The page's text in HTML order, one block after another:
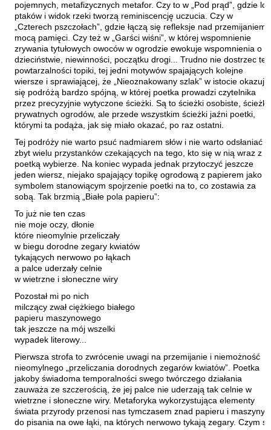
Tomicki Grzegorz
Towiańska-Michalska Maria
Trusewicz Michał
Turczyński Andrzej
Twardochleb Bogdan
Ulman Anatol
Wacławiec Krzysztof
Waligórska Zuzanna
Waligórski Miłosz
Waniek Henryk
Warchoł Marek
Wasilewski Andrzej
Wasilonek Krzysztof
Wernikowski Sławomir
White Kenneth
Wieseltier Alex
Wiśniewski Marek
Wojciechowicz Zbigniew
Wojciechowski Andrzej
Wójcik Bartosz
Wróblewski Grzegorz
Wróblewski Maciej
Zamysłowski Wojciech
pojemnych, metafizycznych metafor. Czy to w „Pod prąd”, gdzie lot
ptaków i widok rzeki tworzą reminiscencję uczucia. Czy w
„Czterech pszczołach”, gdzie łączą się refleksje nad przemijaniem i
mocą pamięci. Czy też w „Garści wiśni”, w której wspomnienie
zrywania tytułowych owoców w ogrodzie ewokuje wspomnienia o
dzieciństwie, niewinności, początku drogi... Trudno nie dostrzec tej
powtarzalności topiki, tej jedni motywów spajających kolejne
wiersze i sprawiającej, że „Nieoznakowany szlak” w istocie okazuje
się podróżą bardzo spójną, w której poetka prowadzi czytelnika
przez precyzyjnie wytyczone ścieżki. Są to ścieżki osobiste, ścieżki
prywatnych ogrodów, ale przede wszystkim ścieżki jaźni poetki,
którymi ta podąża, jak się miało okazać, po raz ostatni.
Tej podróży nie warto psuć nadmiarem słów i nie warto odsłaniać
zbyt wielu przystanków czekających na tego, kto się w nią wraz z
poetką wybierze. Na koniec wypada jednak przytoczyć jeszcze
jeden wiersz, niejako spajający topikę ogrodową z papierem jako
symbolem stanowiącym spojrzenie poetki na to, co zostawia za
sobą. Tak brzmią „Białe pola papieru”:
To już nie ten czas
nie moje oczy, dłonie
które nieomylnie przeliczały
w biegu dorodne zegary kwiatów
tykających nerwowo po łąkach
a palce uderzały celnie
w wietrzne i słoneczne wiry
Pozostał mi po nich
milczący zwał ciężkiego białego
papieru maszynowego
tak jeszcze na mój wszelki
wypadek literowy...
Pierwsza strofa to zwrócenie uwagi na przemijanie i niemożność
nieomylnego „przeliczania dorodnych zegarów kwiatów”. Poetka
jakoby świadoma temporalności swego twórczego działania
zauważa ze szczerością, że jej palce nie uderzają tak celnie w
wietrzne i słoneczne wiry. Metaforyka wykorzystująca elementy
świata przyrody przenosi nas tymczasem znad papieru i maszyny
do pisania na owe łąki, na których nerwowo tykają zegary. Czym są